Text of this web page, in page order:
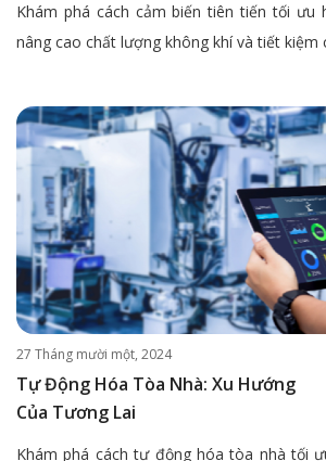
Khám phá cách cảm biến tiên tiến tối ưu
nâng cao chất lượng không khí và tiết kiệm
27 Tháng mười một, 2024
Tự Động Hóa Tòa Nhà: Xu Hướng
Của Tương Lai
Khám phá cách tự động hóa tòa nhà tối